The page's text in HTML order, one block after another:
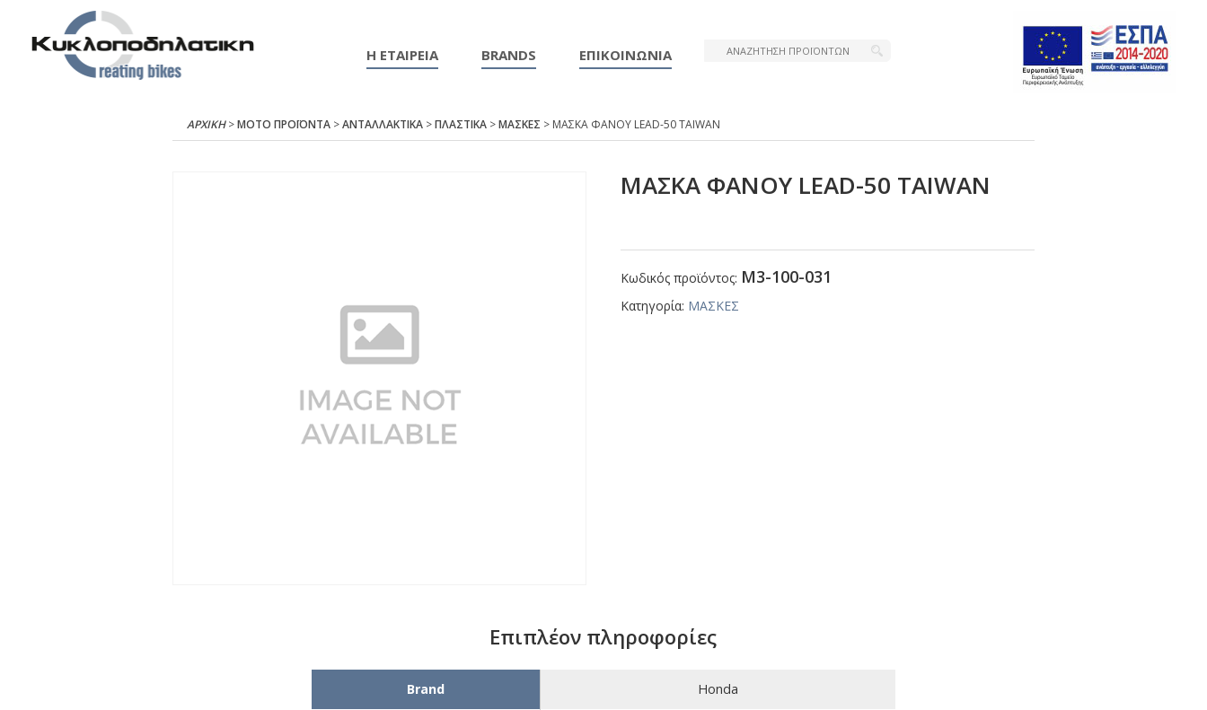
Η ΕΤΑΙΡΕΙΑ BRANDS ΕΠΙΚΟΙΝΩΝΙΑ
ΑΡΧΙΚΉ>ΜΟΤΟ ΠΡΟΪΟΝΤΑ>ΑΝΤΑΛΛΑΚΤΙΚΑ>ΠΛΑΣΤΙΚΑ>ΜΑΣΚΕΣ > ΜΑΣΚΑ ΦΑΝΟΥ LΕΑD-50 ΤΑΙWΑΝ
ΜΑΣΚΑ ΦΑΝΟΥ LΕΑD-50 ΤΑΙWΑΝ
Κωδικός προϊόντος: Μ3-100-031
Κατηγορία: ΜΑΣΚΕΣ
Επιπλέον πληροφορίες
Brand Honda